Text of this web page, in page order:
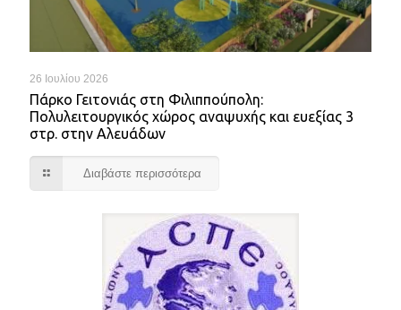
26 Ιουλίου 2026
Πάρκο Γειτονιάς στη Φιλιππούπολη:
Πολυλειτουργικός χώρος αναψυχής και ευεξίας 3
στρ. στην Αλευάδων
Διαβάστε περισσότερα